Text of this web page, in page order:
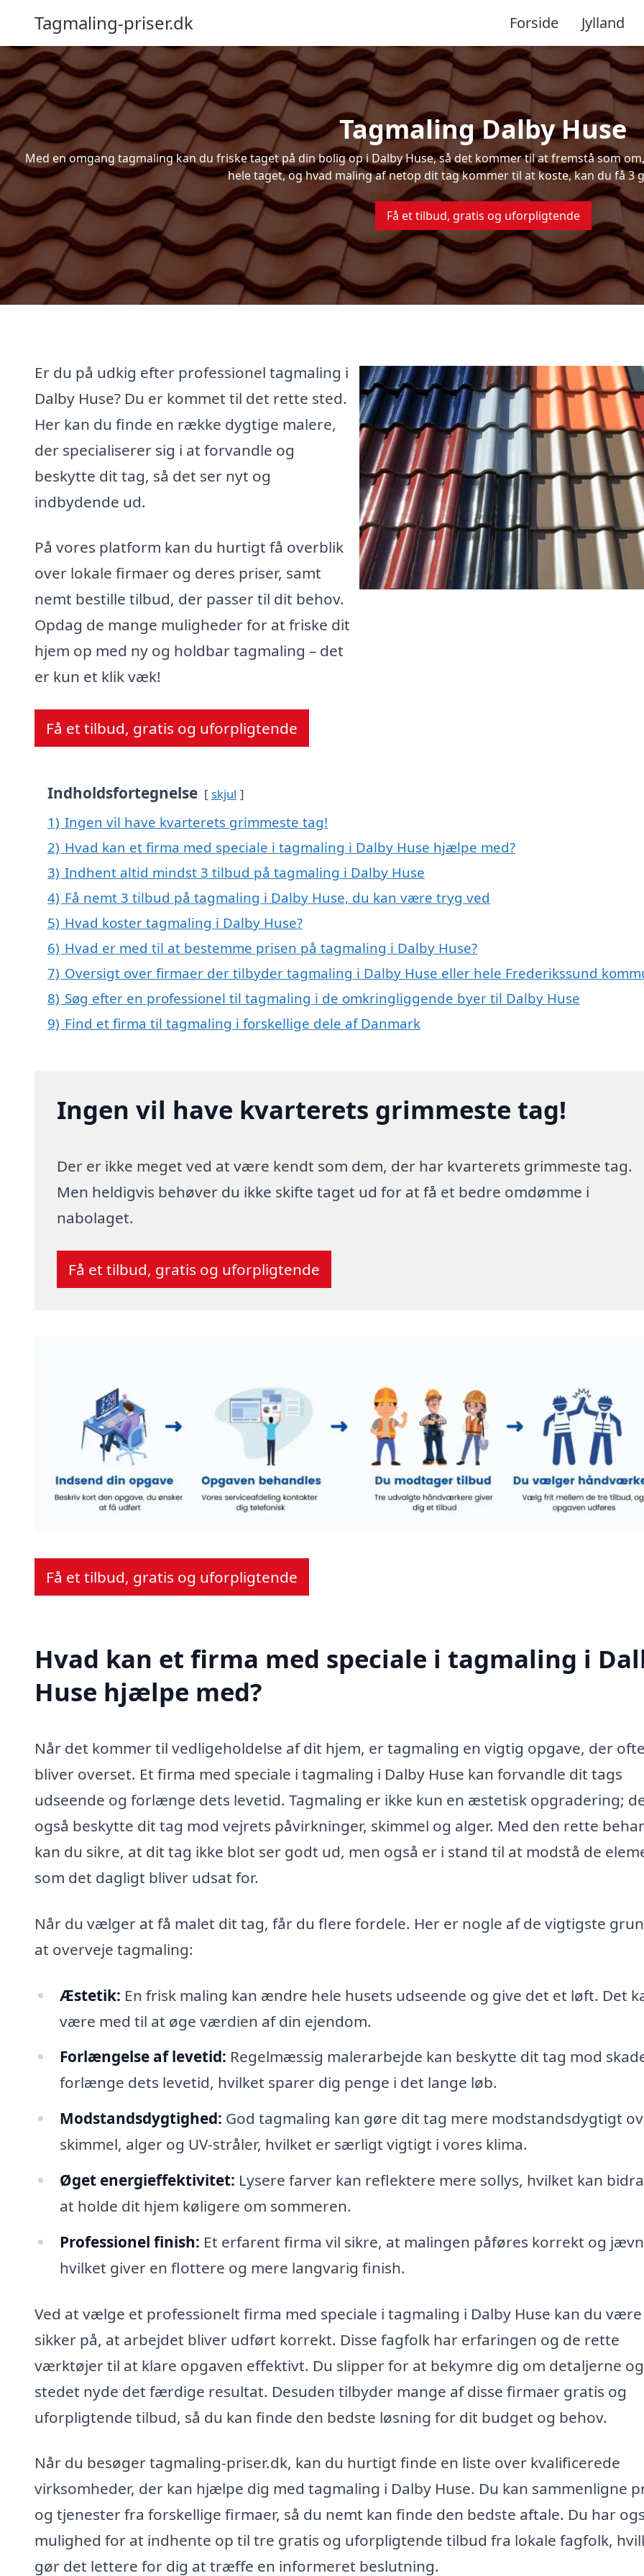
Tagmaling-priser.dk Forside Jylland
Tagmaling Dalby Huse
Med en omgang tagmaling kan du friske taget på din bolig op i Dalby Huse, så det kommer til at fremstå som
hele taget, og hvad maling af netop dit tag kommer til at koste, kan du få 3
Få et tilbud, gratis og uforpligtende
Er du på udkig efter professionel tagmaling i
Dalby Huse? Du er kommet til det rette sted.
Her kan du finde en række dygtige malere,
der specialiserer sig i at forvandle og
beskytte dit tag, så det ser nyt og
indbydende ud.
På vores platform kan du hurtigt få overblik
over lokale firmaer og deres priser, samt
nemt bestille tilbud, der passer til dit behov.
Opdag de mange muligheder for at friske dit
hjem op med ny og holdbar tagmaling – det
er kun et klik væk!
Få et tilbud, gratis og uforpligtende
Indholdsfortegnelse skjul
1) Ingen vil have kvarterets grimmeste tag!
2) Hvad kan et firma med speciale i tagmaling i Dalby Huse hjælpe med?
3) Indhent altid mindst 3 tilbud på tagmaling i Dalby Huse
4) Få nemt 3 tilbud på tagmaling i Dalby Huse, du kan være tryg ved
5) Hvad koster tagmaling i Dalby Huse?
6) Hvad er med til at bestemme prisen på tagmaling i Dalby Huse?
7) Oversigt over firmaer der tilbyder tagmaling i Dalby Huse eller hele Frederikssund
8) Søg efter en professionel til tagmaling i de omkringliggende byer til Dalby Huse
9) Find et firma til tagmaling i forskellige dele af Danmark
Ingen vil have kvarterets grimmeste tag!
Der er ikke meget ved at være kendt som dem, der har kvarterets grimmeste tag.
Men heldigvis behøver du ikke skifte taget ud for at få et bedre omdømme i
nabolaget.
Få et tilbud, gratis og uforpligtende
Få et tilbud, gratis og uforpligtende
Hvad kan et firma med speciale i tagmaling i
Huse hjælpe med?
Når det kommer til vedligeholdelse af dit hjem, er tagmaling en vigtig opgave, der
bliver overset. Et firma med speciale i tagmaling i Dalby Huse kan forvandle dit tags
udseende og forlænge dets levetid. Tagmaling er ikke kun en æstetisk opgradering;
også beskytte dit tag mod vejrets påvirkninger, skimmel og alger. Med den rette
kan du sikre, at dit tag ikke blot ser godt ud, men også er i stand til at modstå de
som det dagligt bliver udsat for.
Når du vælger at få malet dit tag, får du flere fordele. Her er nogle af de vigtigste
at overveje tagmaling:
Æstetik: En frisk maling kan ændre hele husets udseende og give det et løft. Det
være med til at øge værdien af din ejendom.
Forlængelse af levetid: Regelmæssig malerarbejde kan beskytte dit tag mod
forlænge dets levetid, hvilket sparer dig penge i det lange løb.
Modstandsdygtighed: God tagmaling kan gøre dit tag mere modstandsdygtigt
skimmel, alger og UV-stråler, hvilket er særligt vigtigt i vores klima.
Øget energieffektivitet: Lysere farver kan reflektere mere sollys, hvilket kan
at holde dit hjem køligere om sommeren.
Professionel finish: Et erfarent firma vil sikre, at malingen påføres korrekt og
hvilket giver en flottere og mere langvarig finish.
Ved at vælge et professionelt firma med speciale i tagmaling i Dalby Huse kan du være
sikker på, at arbejdet bliver udført korrekt. Disse fagfolk har erfaringen og de rette
værktøjer til at klare opgaven effektivt. Du slipper for at bekymre dig om detaljerne
stedet nyde det færdige resultat. Desuden tilbyder mange af disse firmaer gratis og
uforpligtende tilbud, så du kan finde den bedste løsning for dit budget og behov.
Når du besøger tagmaling-priser.dk, kan du hurtigt finde en liste over kvalificerede
virksomheder, der kan hjælpe dig med tagmaling i Dalby Huse. Du kan sammenligne
og tjenester fra forskellige firmaer, så du nemt kan finde den bedste aftale. Du har
mulighed for at indhente op til tre gratis og uforpligtende tilbud fra lokale fagfolk,
gør det lettere for dig at træffe en informeret beslutning.